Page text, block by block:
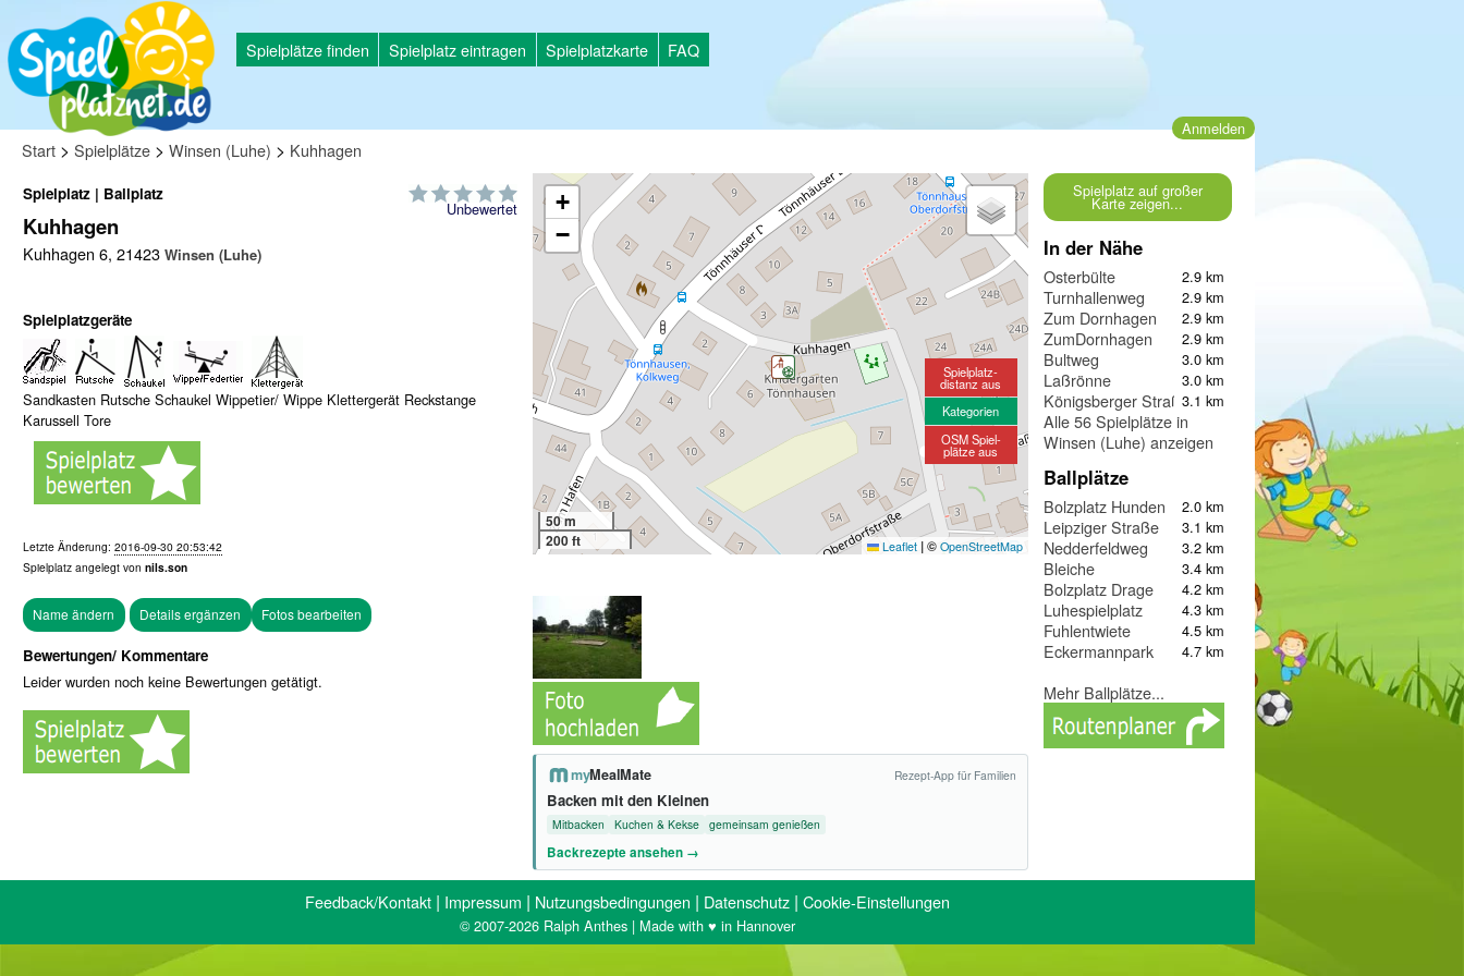
Spielplätze finden Spielplatz eintragen Spielplatzkarte FAQ
Anmelden
Start > Spielplätze > Winsen (Luhe) > Kuhhagen
Unbewertet
Spielplatz | Ballplatz
Kuhhagen
Kuhhagen 6, 21423 Winsen (Luhe)
Spielplatzgeräte
Sandkasten Rutsche Schaukel Wippetier/ Wippe Klettergerät Reckstange
Karussell Tore
Letzte Änderung: 2016-09-30 20:53:42
Spielplatz angelegt von nils.son
Fotos bearbeiten
Bewertungen/ Kommentare
Leider wurden noch keine Bewertungen getätigt.
+
−
50 m
200 ft
Leaflet |© OpenStreetMap
Spielplatz-
distanz aus
Kategorien
OSM Spiel-
plätze aus
myMealMate Rezept-App für Familien
Backen mit den Kleinen
Mitbacken Kuchen & Kekse gemeinsam genießen
Backrezepte ansehen →
Spielplatz auf großer
Karte zeigen...
In der Nähe
Osterbülte 2.9 km
Turnhallenweg 2.9 km
Zum Dornhagen 2.9 km
ZumDornhagen 2.9 km
Bultweg 3.0 km
Laßrönne 3.0 km
Königsberger Straße3.1 km
Alle 56 Spielplätze in
Winsen (Luhe) anzeigen
Ballplätze
Bolzplatz Hunden 2.0 km
Leipziger Straße 3.1 km
Nedderfeldweg 3.2 km
Bleiche 3.4 km
Bolzplatz Drage 4.2 km
Luhespielplatz 4.3 km
Fuhlentwiete 4.5 km
Eckermannpark 4.7 km
Mehr Ballplätze...
Feedback/Kontakt | Impressum | Nutzungsbedingungen | Datenschutz | Cookie-Einstellungen
© 2007-2026 Ralph Anthes | Made with ♥ in Hannover